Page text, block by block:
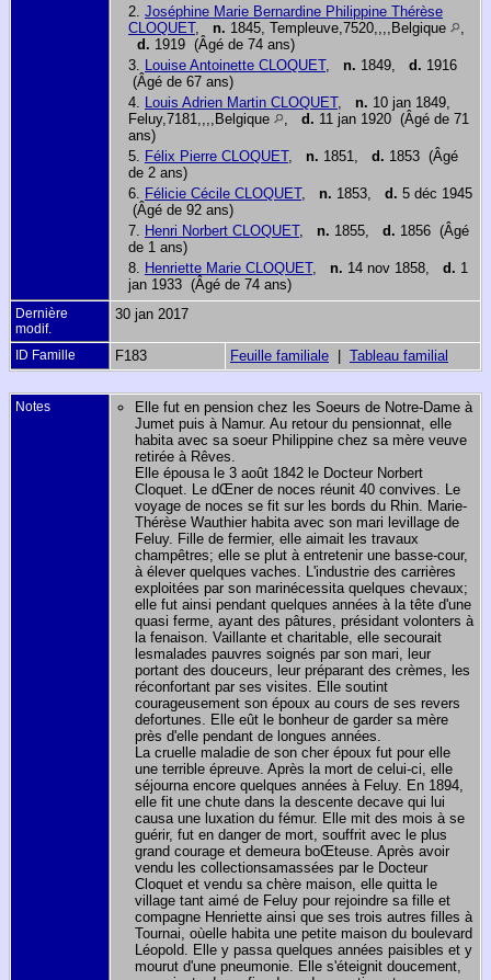
2. Joséphine Marie Bernardine Philippine Thérèse
CLOQUET, n. 1845, Templeuve,7520,,,,Belgique
d. 1919 (Âgé de 74 ans)
3.
Louise Antoinette CLOQUET, n. 1849, d. 1916
(Âgé de 67 ans)
4.
Louis Adrien Martin CLOQUET, n. 10 jan 1849,
Feluy,7181,,,,Belgique
d. 11 jan 1920 (Âgé de 71
ans)
5.
Félix Pierre CLOQUET, n. 1851, d. 1853 (Âgé
de 2 ans)
6.
Félicie Cécile CLOQUET, n. 1853, d. 5 déc 1945
(Âgé de 92 ans)
7.
Henri Norbert CLOQUET, n. 1855, d. 1856 (Âgé
de 1 ans)
8.
Henriette Marie CLOQUET, n. 14 nov 1858, d. 1
jan 1933 (Âgé de 74 ans)
Dernière
modif.
30 jan 2017
ID Famille F183 Feuille familiale Tableau familial
Notes
Elle fut en pension chez les Soeurs de Notre-Dame à
Jumet puis à Namur. Au retour du pensionnat, elle
habita avec sa soeur Philippine chez sa mère veuve
retirée à Rêves.
Elle épousa le 3 août 1842 le Docteur Norbert
Cloquet. Le dŒner de noces réunit 40 convives. Le
voyage de noces se fit sur les bords du Rhin. Marie-
Thérèse Wauthier habita avec son mari levillage de
Feluy. Fille de fermier, elle aimait les travaux
champêtres; elle se plut à entretenir une basse-cour,
à élever quelques vaches. L'industrie des carrières
exploitées par son marinécessita quelques chevaux;
elle fut ainsi pendant quelques années à la tête d'une
quasi ferme, ayant des pâtures, présidant volonters à
la fenaison. Vaillante et charitable, elle secourait
lesmalades pauvres soignés par son mari, leur
portant des douceurs, leur préparant des crèmes, les
réconfortant par ses visites. Elle soutint
courageusement son époux au cours de ses revers
defortunes. Elle eût le bonheur de garder sa mère
près d'elle pendant de longues années.
La cruelle maladie de son cher époux fut pour elle
une terrible épreuve. Après la mort de celui-ci, elle
séjourna encore quelques années à Feluy. En 1894,
elle fit une chute dans la descente decave qui lui
causa une luxation du fémur. Elle mit des mois à se
guérir, fut en danger de mort, souffrit avec le plus
grand courage et demeura boŒteuse. Après avoir
vendu les collectionsamassées par le Docteur
Cloquet et vendu sa chère maison, elle quitta le
village tant aimé de Feluy pour rejoindre sa fille et
compagne Henriette ainsi que ses trois autres filles à
Tournai, oùelle habita une petite maison du boulevard
Léopold. Elle y passa quelques années paisibles et y
mourut d'une pneumonie. Elle s'éteignit doucement,